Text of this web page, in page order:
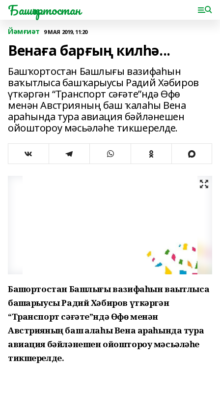
Башҡортостан
Йәмғиәт 9 МАЯ 2019, 11:20
Венаға барғың килһә...
Башҡортостан Башлығы вазифаһын
ваҡытлыса башҡарыусы Радий Хәбиров
үткәргән “Транспорт сәғәте”ндә Өфө
менән Австрияның баш ҡалаһы Вена
араһында тура авиация бәйләнешен
ойоштороу мәсьәләһе тикшерелде.
Башҡортостан Башлығы вазифаһын ваҡытлыса
башҡарыусы Радий Хәбиров үткәргән
“Транспорт сәғәте”ндә Өфө менән
Австрияның баш ҡалаһы Вена араһында тура
авиация бәйләнешен ойоштороу мәсьәләһе
тикшерелде.